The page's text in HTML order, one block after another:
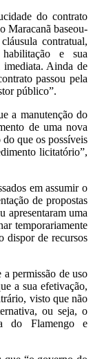
do contrato
Maracanã baseou-
contratual,
e sua
imediata. Ainda de
passou pela
público”.
a manutenção do
de uma nova
que os possíveis
licitatório”,
em assumir o
de propostas
apresentaram uma
temporariamente
dispor de recursos
a permissão de uso
a sua efetivação,
visto que não
ou seja, o
do Flamengo e